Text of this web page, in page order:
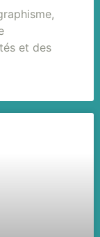
et des